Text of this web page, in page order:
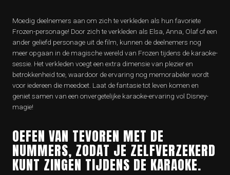
Moedig deelnemers aan om zich te verkleden als hun favoriete
Frozen-personage! Door zich te verkleden als Elsa, Anna, Olaf of een
ander geliefd personage uit de film, kunnen de deelnemers nog
meer opgaan in de magische wereld van Frozen tijdens de karaoke-
sessie. Het verkleden voegt een extra dimensie van plezier en
betrokkenheid toe, waardoor de ervaring nog memorabeler wordt
voor iedereen die meedoet. Laat de fantasie tot leven komen en
geniet samen van een onvergetelijke karaoke-ervaring vol Disney-
magie!
OEFEN VAN TEVOREN MET DE
NUMMERS, ZODAT JE ZELFVERZEKERD
KUNT ZINGEN TIJDENS DE KARAOKE.